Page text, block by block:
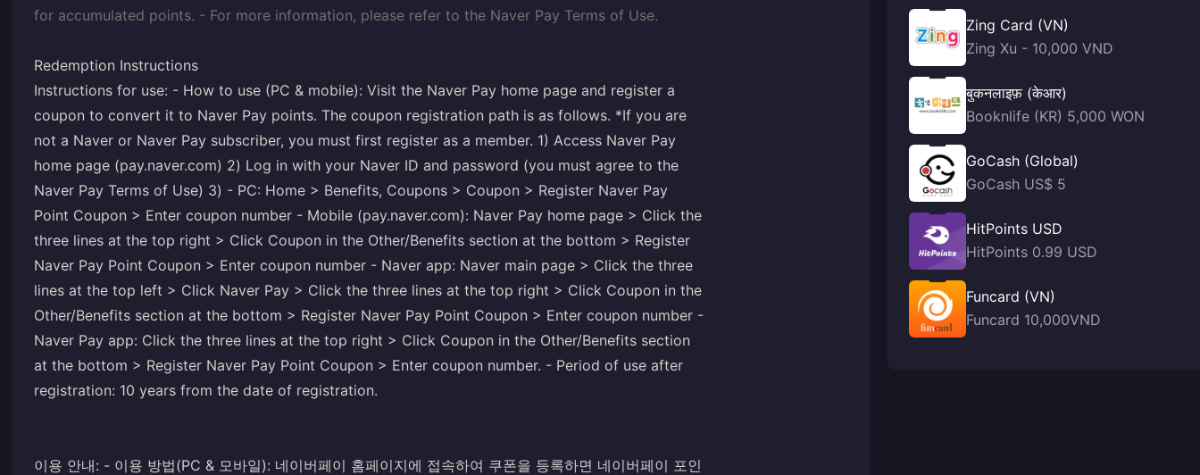
for accumulated points. - For more information, please refer to the Naver Pay Terms of Use.
Redemption Instructions
Instructions for use: - How to use (PC & mobile): Visit the Naver Pay home page and register a
coupon to convert it to Naver Pay points. The coupon registration path is as follows. *If you are
not a Naver or Naver Pay subscriber, you must first register as a member. 1) Access Naver Pay
home page (pay.naver.com) 2) Log in with your Naver ID and password (you must agree to the
Naver Pay Terms of Use) 3) - PC: Home > Benefits, Coupons > Coupon > Register Naver Pay
Point Coupon > Enter coupon number - Mobile (pay.naver.com): Naver Pay home page > Click the
three lines at the top right > Click Coupon in the Other/Benefits section at the bottom > Register
Naver Pay Point Coupon > Enter coupon number - Naver app: Naver main page > Click the three
lines at the top left > Click Naver Pay > Click the three lines at the top right > Click Coupon in the
Other/Benefits section at the bottom > Register Naver Pay Point Coupon > Enter coupon number -
Naver Pay app: Click the three lines at the top right > Click Coupon in the Other/Benefits section
at the bottom > Register Naver Pay Point Coupon > Enter coupon number. - Period of use after
registration: 10 years from the date of registration.
이용 안내: - 이용 방법(PC & 모바일): 네이버페이 홈페이지에 접속하여 쿠폰을 등록하면 네이버페이 포인
Zing Card (VN)
Zing Xu - 10,000 VND
बुकनलाइफ़ (केआर)
Booknlife (KR) 5,000 WON
GoCash (Global)
GoCash US$ 5
HitPoints USD
HitPoints 0.99 USD
Funcard (VN)
Funcard 10,000VND